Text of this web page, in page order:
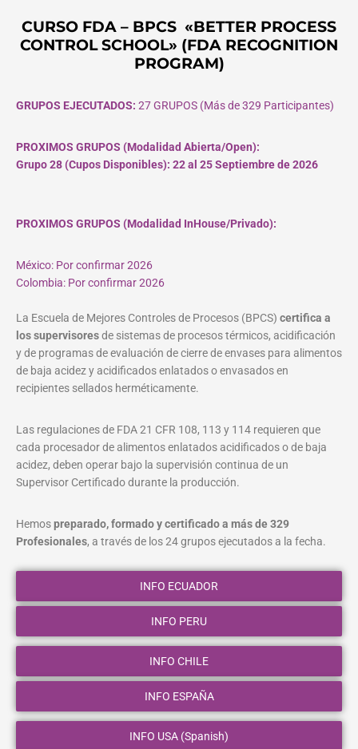
CURSO FDA – BPCS «BETTER PROCESS
CONTROL SCHOOL» (FDA RECOGNITION
PROGRAM)
GRUPOS EJECUTADOS: 27 GRUPOS (Más de 329 Participantes)
PROXIMOS GRUPOS (Modalidad Abierta/Open):
Grupo 28 (Cupos Disponibles): 22 al 25 Septiembre de 2026
PROXIMOS GRUPOS (Modalidad InHouse/Privado):
México: Por confirmar 2026
Colombia: Por confirmar 2026
La Escuela de Mejores Controles de Procesos (BPCS) certifica a
los supervisoresde sistemas de procesos térmicos, acidificación
y de programas de evaluación de cierre de envases para alimentos
de baja acidez y acidificados enlatados o envasados en
recipientes sellados herméticamente.
Las regulaciones de FDA 21 CFR 108, 113 y 114 requieren que
cada procesador de alimentos enlatados acidificados o de baja
acidez, deben operar bajo la supervisión continua de un
Supervisor Certificado durante la producción.
Hemospreparado, formado y certificado a más de 329
Profesionales, a través de los 24 grupos ejecutados a la fecha.
INFO ECUADOR
INFO PERU
INFO CHILE
INFO ESPAÑA
INFO USA (Spanish)